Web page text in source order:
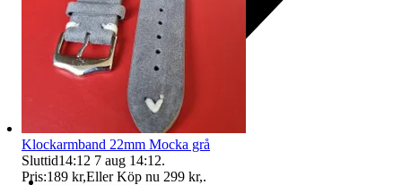
Klockarmband 22mm Mocka grå
Sluttid14:12 7 aug 14:12.
Pris:189 kr,Eller Köp nu 299 kr,.